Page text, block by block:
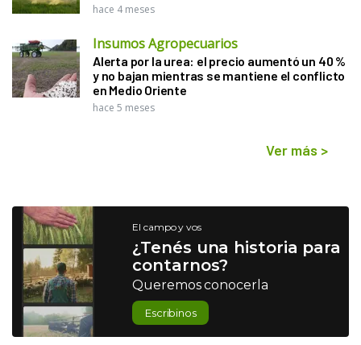
hace 4 meses
Insumos Agropecuarios
Alerta por la urea: el precio aumentó un 40 %
y no bajan mientras se mantiene el conflicto
en Medio Oriente
hace 5 meses
Ver más >
El campo y vos
¿Tenés una historia para
contarnos?
Queremos conocerla
Escribinos